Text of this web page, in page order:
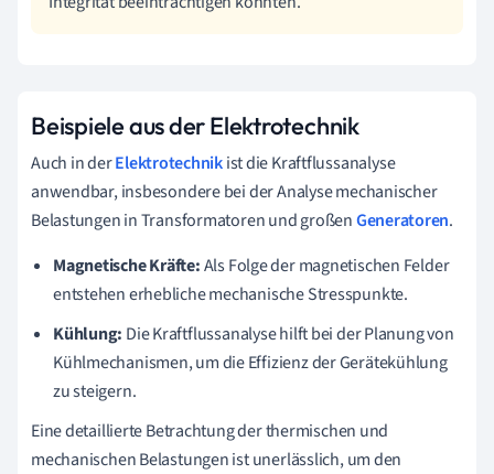
Beispiele aus der Elektrotechnik
Auch in derElektrotechnikist die Kraftflussanalyse
anwendbar, insbesondere bei der Analyse mechanischer
Belastungen in Transformatoren und großenGeneratoren.
Magnetische Kräfte:Als Folge der magnetischen Felder
entstehen erhebliche mechanische Stresspunkte.
Kühlung: Die Kraftflussanalyse hilft bei der Planung von
Kühlmechanismen, um die Effizienz der Gerätekühlung
zu steigern.
Eine detaillierte Betrachtung der thermischen und
mechanischen Belastungen ist unerlässlich, um den